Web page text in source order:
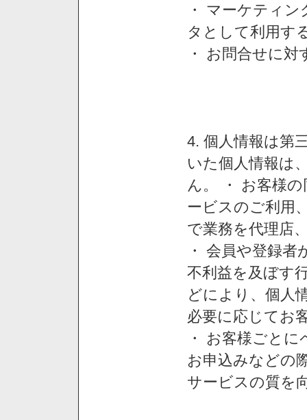
・ マーケティ
タとして利用す
・ お問合せに
4. 個人情報は第
いた個人情報は
ん。 ・ お客様
ービスのご利用
で業務を代理店
・ 会員や登録
不利益を及ぼす
どにより、個人
必要に応じてお
・ お客様ごと
お申込みなどの
サービスの質を